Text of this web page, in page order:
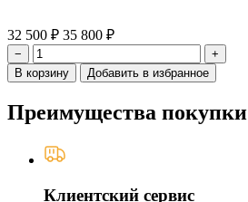
32 500 ₽ 35 800 ₽
−
+
В корзину
Добавить в избранное
Преимущества покупки
Клиентский сервис